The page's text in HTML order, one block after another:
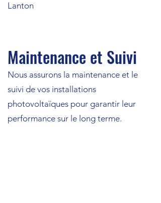
Lanton
Maintenance et Suivi
Nous assurons la maintenance et le
suivi de vos installations
photovoltaïques pour garantir leur
performance sur le long terme.